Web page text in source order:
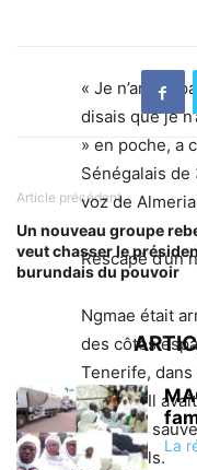
« Je n’arrive
disais que je
» en poche, a
Sénégalais de
voz de
Rescapé d’un
Ngmae était
des côtes
Tenerife,
fortune. Il
grâce au
espagnols.
Article précédent
Un nouveau groupe
veut chasser le
burundais du pouvoir
La